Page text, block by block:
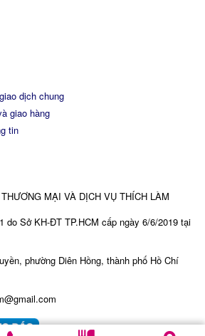
dịch chung
giao hàng
tin
MẠI VÀ DỊCH VỤ THÍCH LÀM
do Sở KH-ĐT TP.HCM cấp ngày 6/6/2019 tại
phường Diên Hồng, thành phố Hồ Chí